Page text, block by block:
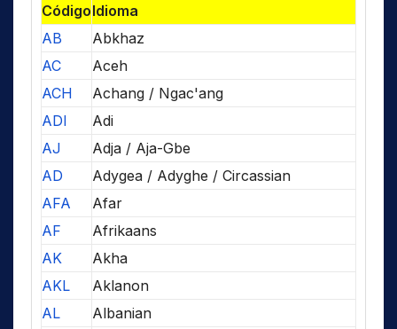
CódigoIdioma
AB
Abkhaz
AC
Aceh
ACH
Achang / Ngac'ang
ADI
Adi
AJ
Adja / Aja-Gbe
AD
Adygea / Adyghe / Circassian
AFA
Afar
AF
Afrikaans
AK
Akha
AKL
Aklanon
AL
Albanian